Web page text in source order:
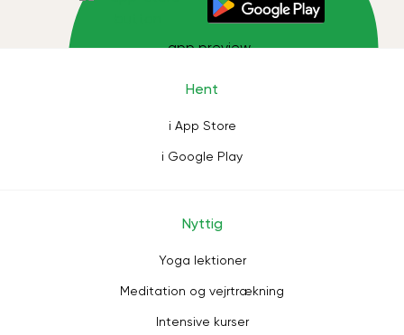
Hent
i App Store
i Google Play
Nyttig
Yoga lektioner
Meditation og vejrtrækning
Intensive kurser